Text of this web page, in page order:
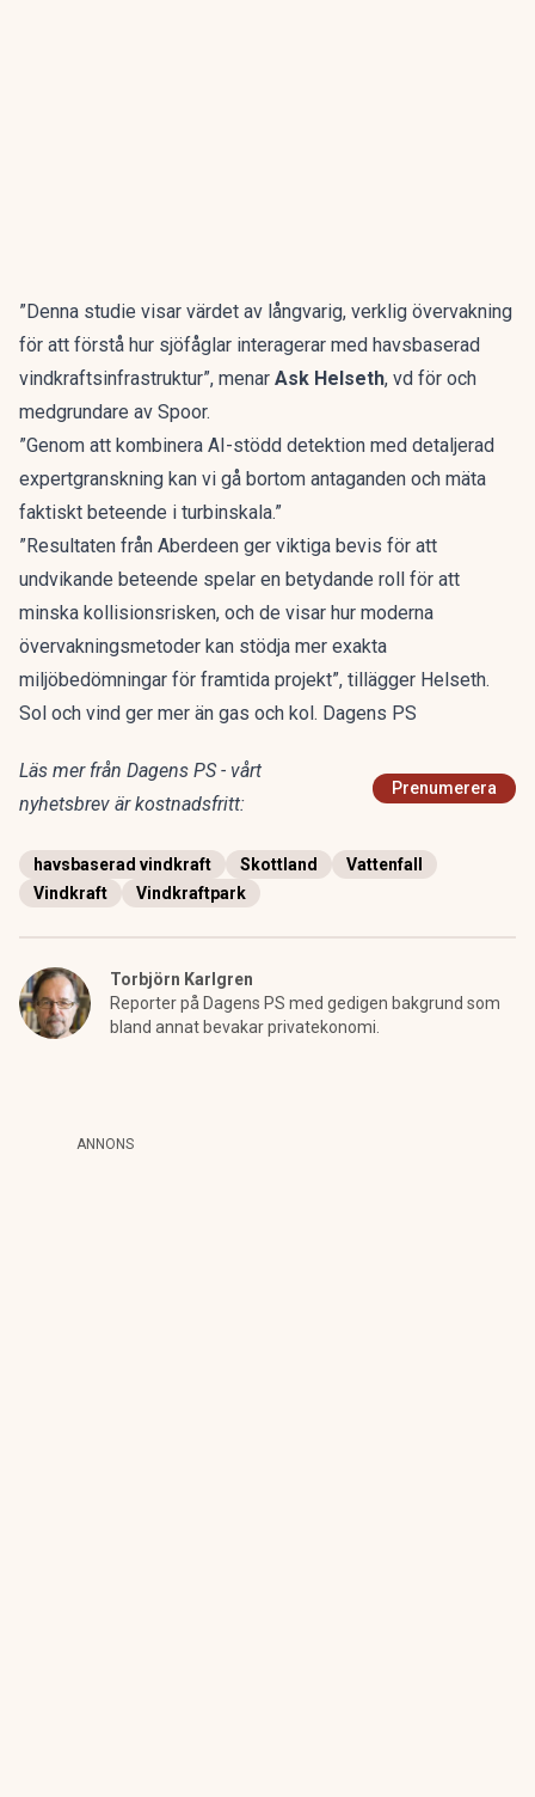
”Denna studie visar värdet av långvarig, verklig övervakning
för att förstå hur sjöfåglar interagerar med havsbaserad
vindkraftsinfrastruktur”, menar Ask Helseth, vd för och
medgrundare av Spoor.
”Genom att kombinera AI-stödd detektion med detaljerad
expertgranskning kan vi gå bortom antaganden och mäta
faktiskt beteende i turbinskala.”
”Resultaten från Aberdeen ger viktiga bevis för att
undvikande beteende spelar en betydande roll för att
minska kollisionsrisken, och de visar hur moderna
övervakningsmetoder kan stödja mer exakta
miljöbedömningar för framtida projekt”, tillägger Helseth.
Sol och vind ger mer än gas och kol. Dagens PS
Läs mer från Dagens PS - vårt
nyhetsbrev är kostnadsfritt:
Prenumerera
havsbaserad vindkraft Skottland
Vattenfall
Vindkraft
Vindkraftpark
Torbjörn Karlgren
Reporter på Dagens PS med gedigen bakgrund som
bland annat bevakar privatekonomi.
ANNONS